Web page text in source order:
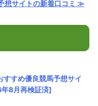
負で取れてるところが
ルの口コミ
想サイトの新着口コミ ≫
すすめ優良競馬予想サイ
8月再検証済]